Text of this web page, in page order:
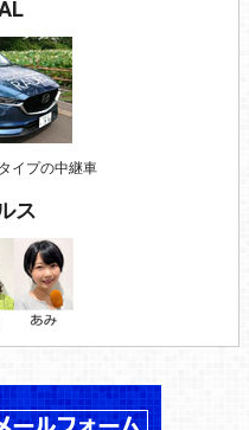
イプの中継車
ス